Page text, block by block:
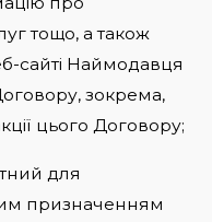
тощо, а також
сайті Наймодавця
зокрема,
цього Договору;
для
призначенням